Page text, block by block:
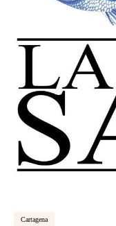
Cartagena